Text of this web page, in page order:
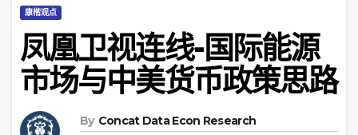
康楷观点
凤凰卫视连线-国际能源
市场与中美货币政策思路
By Concat Data Econ Research